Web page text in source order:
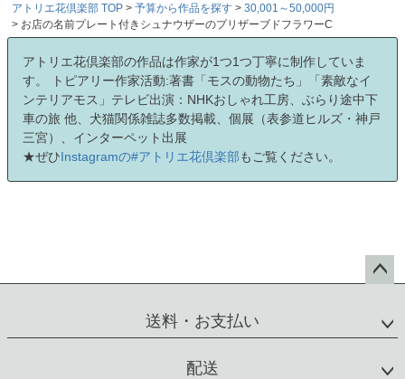
アトリエ花倶楽部 TOP
予算から作品を探す
30,001～50,000円
お店の名前プレート付きシュナウザーのプリザーブドフラワーC
アトリエ花倶楽部の作品は作家が1つ1つ丁寧に制作していま
す。 トピアリー作家活動:著書「モスの動物たち」「素敵なイ
ンテリアモス」テレビ出演：NHKおしゃれ工房、ぶらり途中下
車の旅 他、犬猫関係雑誌多数掲載、個展（表参道ヒルズ・神戸
三宮）、インターペット出展
★ぜひInstagramの#アトリエ花倶楽部もご覧ください。
ップ
送料・お支払い
配送